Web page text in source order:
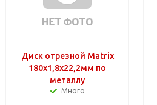
Диск отрезной Matrix
180х1,8х22,2мм по
металлу
Много